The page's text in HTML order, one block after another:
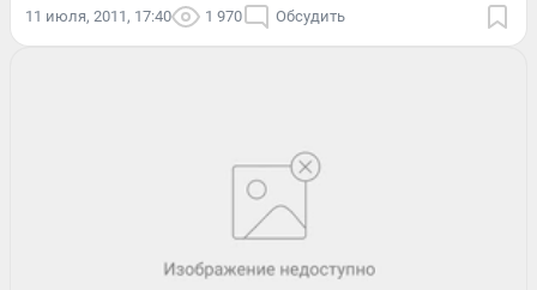
11 июля, 2011, 17:40 1 970 Обсудить